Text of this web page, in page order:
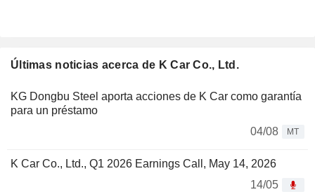
Últimas noticias acerca de K Car Co., Ltd.
KG Dongbu Steel aporta acciones de K Car como garantía
para un préstamo
04/08
MT
K Car Co., Ltd., Q1 2026 Earnings Call, May 14, 2026
14/05